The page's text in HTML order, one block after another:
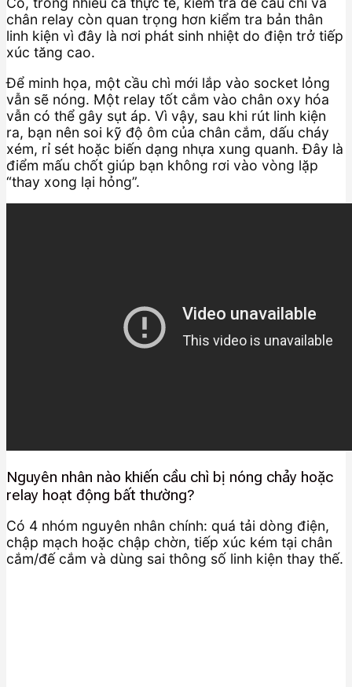
chân relay còn quan trọng hơn kiểm tra bản thân
linh kiện vì đây là nơi phát sinh nhiệt do điện trở tiếp
xúc tăng cao.
Để minh họa, một cầu chì mới lắp vào socket lỏng
vẫn sẽ nóng. Một relay tốt cắm vào chân oxy hóa
vẫn có thể gây sụt áp. Vì vậy, sau khi rút linh kiện
ra, bạn nên soi kỹ độ ôm của chân cắm, dấu cháy
xém, rỉ sét hoặc biến dạng nhựa xung quanh. Đây là
điểm mấu chốt giúp bạn không rơi vào vòng lặp
“thay xong lại hỏng”.
Nguyên nhân nào khiến cầu chì bị nóng chảy hoặc
relay hoạt động bất thường?
Có 4 nhóm nguyên nhân chính: quá tải dòng điện,
chập mạch hoặc chập chờn, tiếp xúc kém tại chân
cắm/đế cắm và dùng sai thông số linh kiện thay thế.